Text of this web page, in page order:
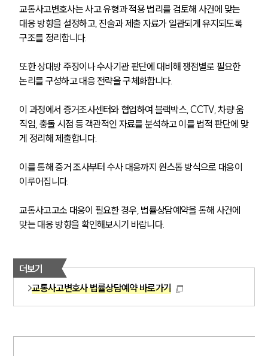
언론보도
공지사항
법률 블로그
세미나
대륜법률상담예약
대륜법률상담예약
교통사고변호사는 사고 유형과 적용 법리를 검토해 사건에 맞는
대응 방향을 설정하고, 진술과 제출 자료가 일관되게 유지되도록
구조를 정리합니다.
또한 상대방 주장이나 수사기관 판단에 대비해 쟁점별로 필요한
논리를 구성하고 대응 전략을 구체화합니다.
이 과정에서 증거조사센터와 협업하여 블랙박스, CCTV, 차량 움
직임, 충돌 시점 등 객관적인 자료를 분석하고 이를 법적 판단에 맞
게 정리해 제출합니다.
이를 통해 증거 조사부터 수사 대응까지 원스톱 방식으로 대응이
이루어집니다.
교통사고고소 대응이 필요한 경우, 법률상담예약을 통해 사건에
맞는 대응 방향을 확인해보시기 바랍니다.
더보기
교통사고변호사 법률상담예약 바로가기